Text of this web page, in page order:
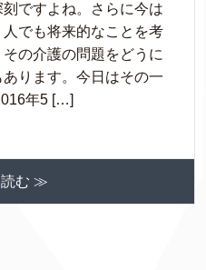
ですよね。さらに今は
でも将来的なことを考
の介護の問題をどうに
ります。今日はその一
年5 […]
読む ≫